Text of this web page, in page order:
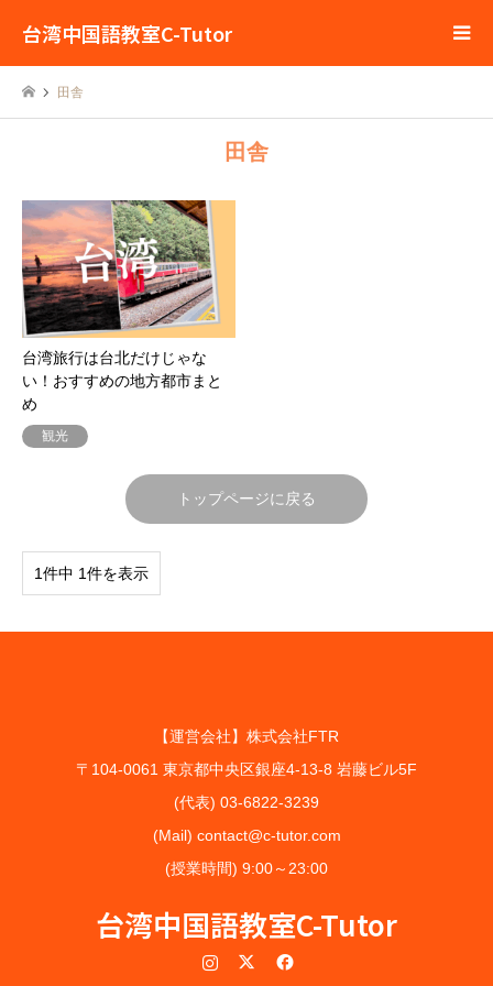
台湾中国語教室C-Tutor
田舎
田舎
台湾旅行は台北だけじゃな
い！おすすめの地方都市まと
め
観光
トップページに戻る
1件中 1件を表示
【運営会社】株式会社FTR
〒104-0061 東京都中央区銀座4-13-8 岩藤ビル5F
(代表) 03-6822-3239
(Mail) contact@c-tutor.com
(授業時間) 9:00～23:00
台湾中国語教室C-Tutor